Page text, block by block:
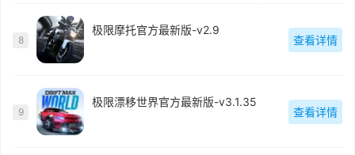
8
极限摩托官方最新版-v2.9
查看详情
9
极限漂移世界官方最新版-v3.1.35
查看详情